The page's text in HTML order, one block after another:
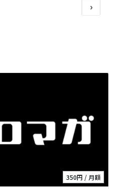
›
350円 / 月額